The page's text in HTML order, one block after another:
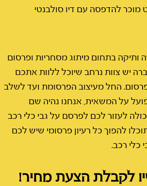
מוכר להדפסה עם דיו סולבנטי
ותיקה בתחום מיתוג מסחריות ופרסום
יש צוות נרחב שיוכל ללוות אתכם
החל מעיצוב הפרסומת ועד לשלב
על המשאית, אנחנו נהיה שם
לעזור לכם לפרסם על גבי כלי רכב
להפוך כל רעיון פרסומי שיש לכם
כלי רכב.
לקבלת הצעת מחיר!